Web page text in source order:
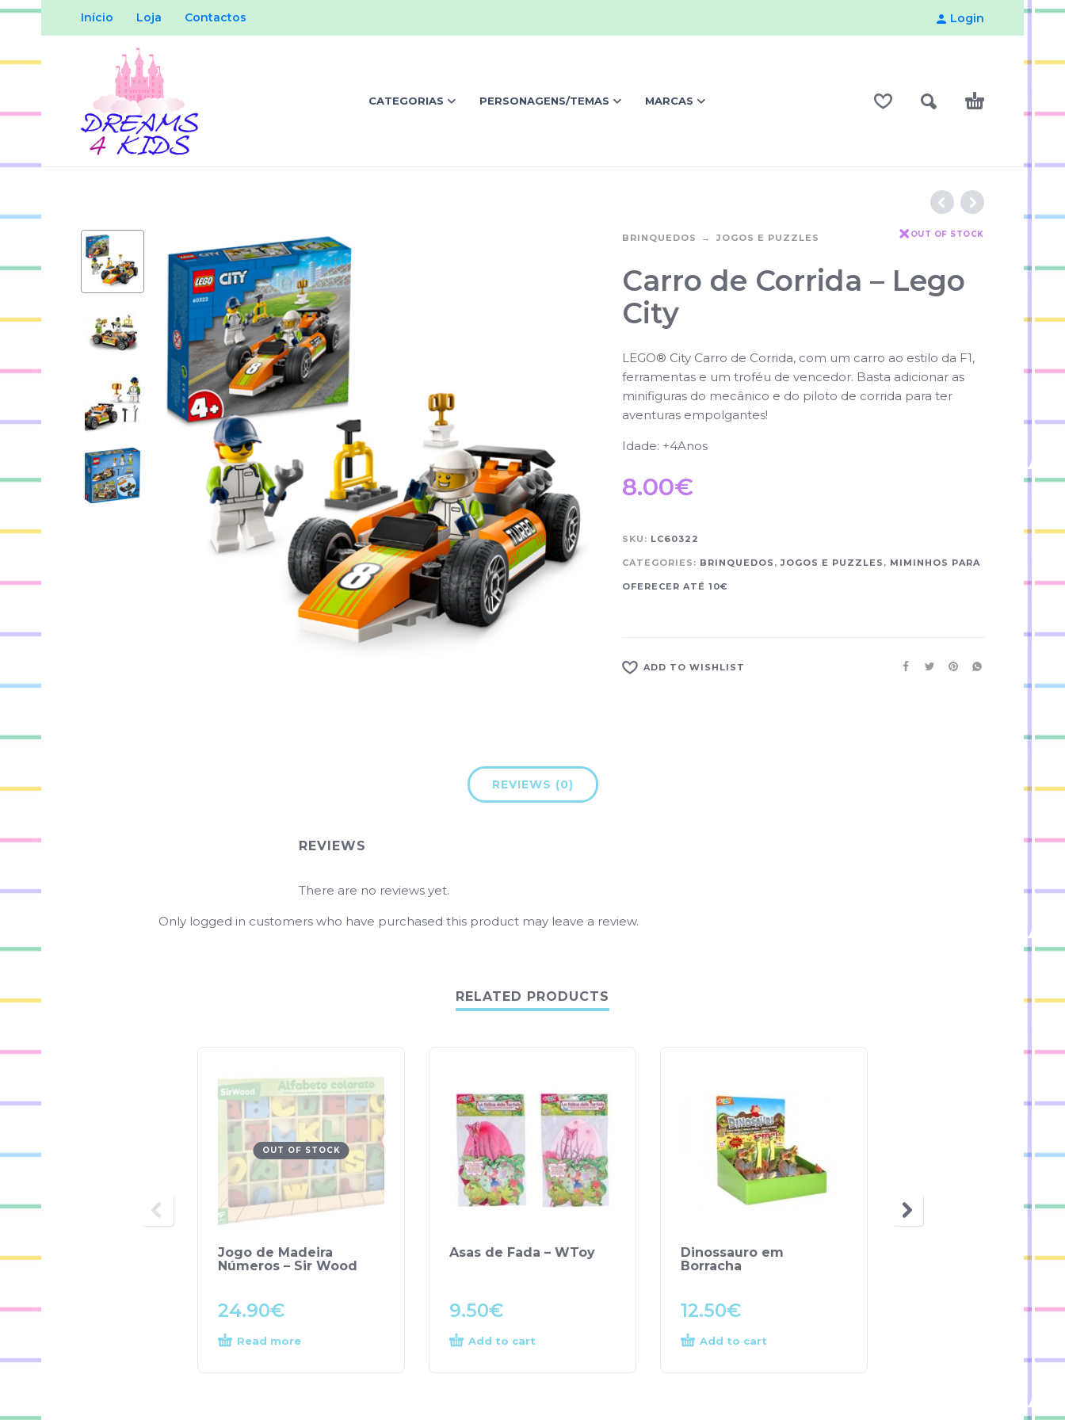
Início Loja Contactos Login
CATEGORIAS PERSONAGENS/TEMAS MARCAS
BRINQUEDOS JOGOS E PUZZLES OUT OF STOCK
Carro de Corrida – Lego
City
LEGO® City Carro de Corrida, com um carro ao estilo da F1,
ferramentas e um troféu de vencedor. Basta adicionar as
minifiguras do mecânico e do piloto de corrida para ter
aventuras empolgantes!
Idade: +4Anos
8.00€
SKU: LC60322
CATEGORIES: BRINQUEDOS ,JOGOS E PUZZLES , MIMINHOS PARA
OFERECER ATÉ 10€
ADD TO WISHLIST
REVIEWS (0)
REVIEWS
There are no reviews yet.
Only logged in customers who have purchased this product may leave a review.
RELATED PRODUCTS
OUT OF STOCK
Jogo de Madeira
Números – Sir Wood
24.90€
Read more
Asas de Fada – WToy
9.50€
Add to cart
Dinossauro em
Borracha
12.50€
Add to cart